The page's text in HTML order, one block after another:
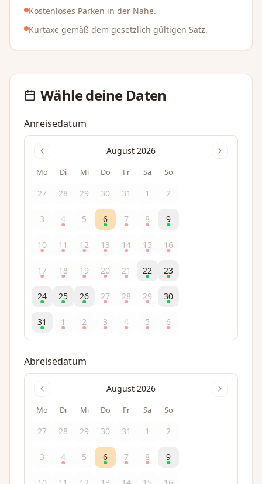
Kostenloses Parken in der Nähe.
Kurtaxe gemäß dem gesetzlich gültigen Satz.
Wähle deine Daten
Anreisedatum
August 2026
Mo Di Mi Do Fr Sa So
27 28 29 30 31 1 2
3 4 5 6 7 8 9
10 11 12 13 14 15 16
17 18 19 20 21 22 23
24 25 26 27 28 29 30
31 1 2 3 4 5 6
Abreisedatum
August 2026
Mo Di Mi Do Fr Sa So
27 28 29 30 31 1 2
3 4 5 6 7 8 9